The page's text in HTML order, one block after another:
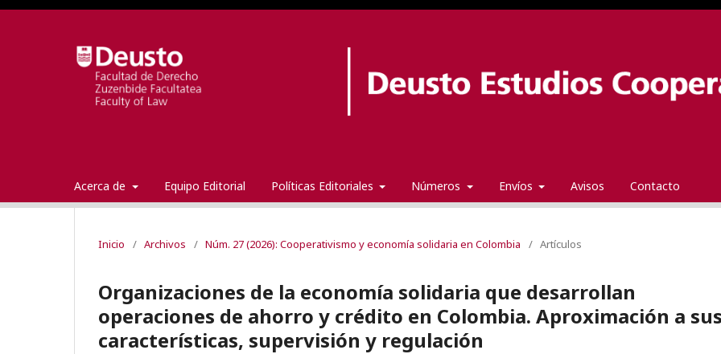
Acerca de Equipo Editorial Políticas Editoriales Números Envíos Avisos Contacto
Inicio / Archivos / Núm. 27 (2026): Cooperativismo y economía solidaria en Colombia / Artículos
Organizaciones de la economía solidaria que desarrollan
operaciones de ahorro y crédito en Colombia. Aproximación a sus
características, supervisión y regulación